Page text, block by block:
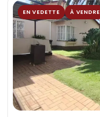
EN VEDETTE À VENDRE